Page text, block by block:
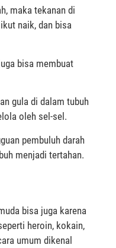
maka tekanan di
naik, dan bisa
bisa membuat
gula di dalam tubuh
oleh sel-sel.
pembuluh darah
menjadi tertahan.
bisa juga karena
heroin, kokain,
umum dikenal